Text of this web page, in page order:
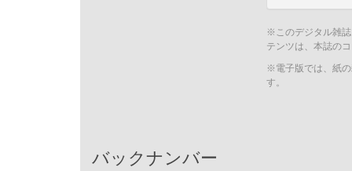
※このデジタル雑
テンツは、本誌の
※電子版では、紙
す。
バックナンバー